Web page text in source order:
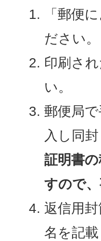
「郵便
ださい。
印刷さ
い。
郵便局
入し同
証明書
すので
返信用
名を記